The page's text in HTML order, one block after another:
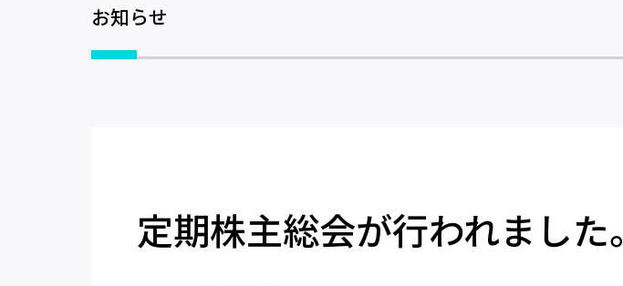
お知らせ
定期株主総会が行われました。